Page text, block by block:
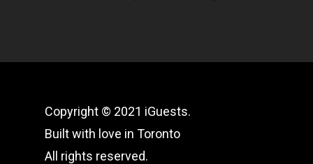
Copyright © 2021 iGuests.
Built with love in Toronto
All rights reserved.